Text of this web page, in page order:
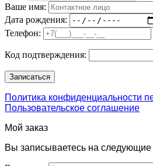
Ваше имя:
Дата рождения:
Телефон:
Код подтверждения:
Политика конфиденциальности
Пользовательское соглашение
Мой заказ
Вы записываетесь на следующие